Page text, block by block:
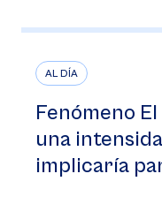
AL DÍA
Fenómeno
una
implicaría